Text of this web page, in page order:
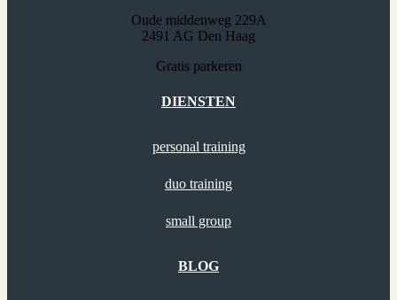
Oude middenweg 229A
2491 AG Den Haag
Gratis parkeren
DIENSTEN
personal training
duo training
small group
BLOG